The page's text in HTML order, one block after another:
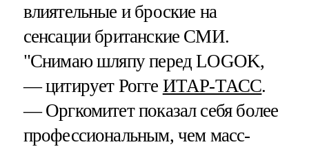
влиятельные и броские на
сенсации британские СМИ.
"Снимаю шляпу перед LOGOK,
— цитирует Рогге ИТАР-ТАСС.
— Оргкомитет показал себя более
профессиональным, чем масс-